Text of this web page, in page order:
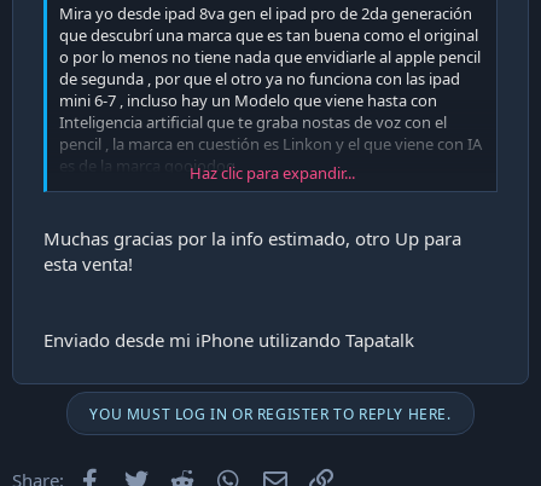
Mira yo desde ipad 8va gen el ipad pro de 2da generación
que descubrí una marca que es tan buena como el original
o por lo menos no tiene nada que envidiarle al apple pencil
de segunda , por que el otro ya no funciona con las ipad
mini 6-7 , incluso hay un Modelo que viene hasta con
Inteligencia artificial que te graba nostas de voz con el
pencil , la marca en cuestión es Linkon y el que viene con IA
es de la marca goojodoq
Ver adjunto 43507
Haz clic para expandir...
Muchas gracias por la info estimado, otro Up para
esta venta!
Enviado desde mi iPhone utilizando Tapatalk
YOU MUST LOG IN OR REGISTER TO REPLY HERE.
Share: Facebook
Twitter Reddit WhatsApp
Email